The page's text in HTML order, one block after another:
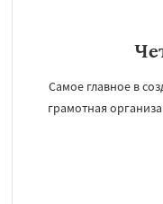
Самое главное в
грамотная